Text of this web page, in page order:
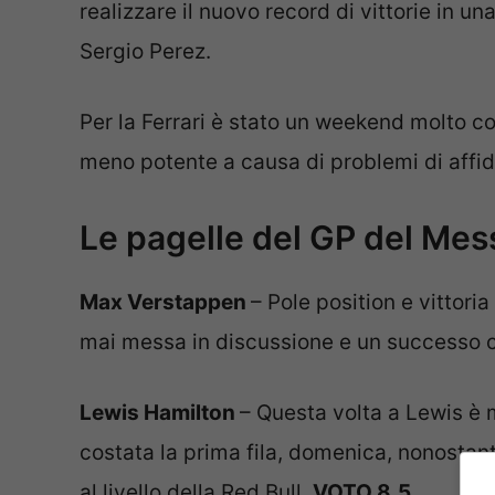
realizzare il nuovo record di vittorie in
Sergio Perez.
Per la Ferrari è stato un weekend molto
meno potente a causa di problemi di
Le pagelle del GP del
Max Verstappen – Pole position e
mai messa in discussione e un
Lewis Hamilton – Questa volta a Lewis è
costata la prima fila, domenica,